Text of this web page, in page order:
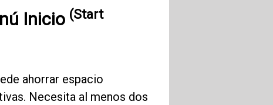
Inicio (Start
ahorrar espacio
Necesita al menos dos